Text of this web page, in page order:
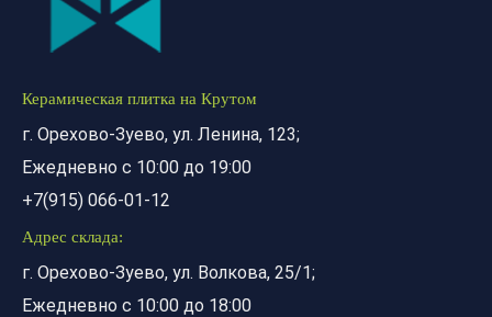
Керамическая плитка на Крутом
г. Орехово-Зуево, ул. Ленина, 123;
Ежедневно с 10:00 до 19:00
+7(915) 066-01-12
Адрес склада:
г. Орехово-Зуево, ул. Волкова, 25/1;
Ежедневно с 10:00 до 18:00